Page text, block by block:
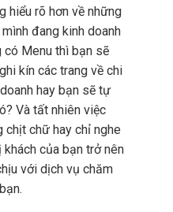
hiểu rõ hơn về những
đang kinh doanh
có Menu thì bạn sẽ
kín các trang về chi
hay bạn sẽ tự
Và tất nhiên việc
chịt chữ hay chỉ nghe
của bạn trở nên
với dịch vụ chăm